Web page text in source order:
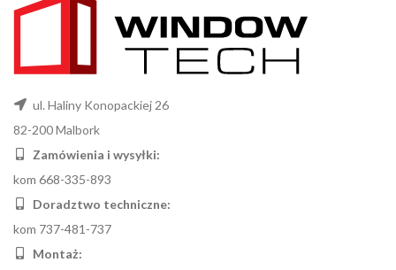
ul. Haliny Konopackiej 26
82-200 Malbork
Zamówienia i wysyłki:
kom 668-335-893
Doradztwo techniczne:
kom 737-481-737
Montaż: